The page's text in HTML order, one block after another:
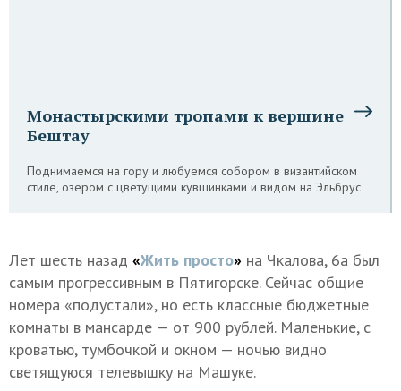
Монастырскими тропами к вершине
Бештау
Поднимаемся на гору и любуемся собором в византийском
стиле, озером с цветущими кувшинками и видом на Эльбрус
Лет шесть назад «Жить просто» на Чкалова, 6а был
самым прогрессивным в Пятигорске. Сейчас общие
номера «подустали», но есть классные бюджетные
комнаты в мансарде — от 900 рублей. Маленькие, с
кроватью, тумбочкой и окном — ночью видно
светящуюся телевышку на Машуке.